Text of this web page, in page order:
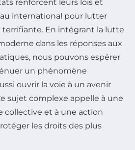
renforcent leurs lois et
international pour lutter
En intégrant la lutte
dans les réponses aux
nous pouvons espérer
un phénomène
ouvrir la voie à un avenir
sujet complexe appelle à une
collective et à une action
les droits des plus